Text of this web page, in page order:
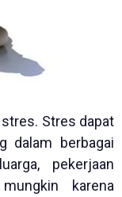
Stres dapat
dalam berbagai
pekerjaan
karena